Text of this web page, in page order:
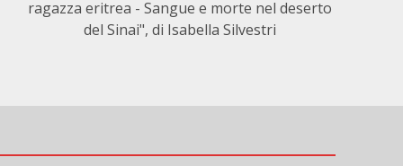
ragazza eritrea - Sangue e morte nel deserto
del Sinai", di Isabella Silvestri